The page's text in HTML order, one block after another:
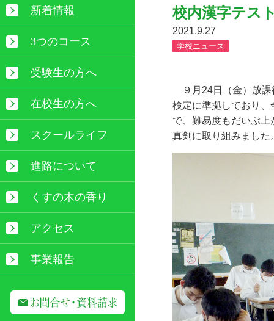
新着情報
3つのコース
受験生の方へ
在校生の方へ
スクールライフ
進路について
くすの木の香り
アクセス
事業報告
校内漢字テス
2021.9.27
学校ニュース
９月 24日（金）放
検定に準拠しており
で、難易度もだいぶ
真剣に取り組みまし